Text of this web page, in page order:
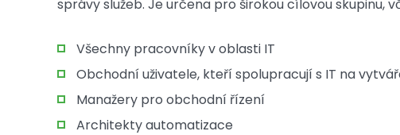
správy služeb. Je určena pro širokou cílovou skupinu,
Všechny pracovníky v oblasti IT
Obchodní uživatele, kteří spolupracují s IT na
Manažery pro obchodní řízení
Architekty automatizace